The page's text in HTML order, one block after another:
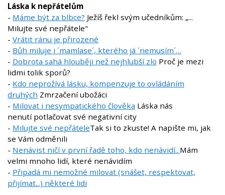
Láska k nepřátelům
- Máme být za blbce? Ježíš řekl svým učedníkům: „...
Milujte své nepřátele"
- Vrátit ránu je přirozené
- Bůh miluje i ´mamlase´, kterého já ´nemusím´…
- Dobrota sahá hlouběji než nejhlubší zlo Proč je mezi
lidmi tolik sporů?
- Kdo neprožívá lásku, kompenzuje to ovládáním
druhých Zmrzačení ubožáci
- Milovat i nesympatického člověka Láska nás
nenutí potlačovat své negativní city
- Milujte své nepřáteleTak si to zkuste! A napište mi, jak
se Vám odměnili
- Nenávist ničí v první řadě toho, kdo nenávidí...Mám
velmi mnoho lidí, které nenávidím
- Připadá mi nemožné milovat (snášet, respektovat,
přijímat...) některé lidi